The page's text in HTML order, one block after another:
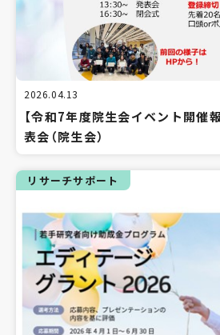
2026.04.13
【令和7年度院生会イベント開催
表会（院生会）
リサーチサポート